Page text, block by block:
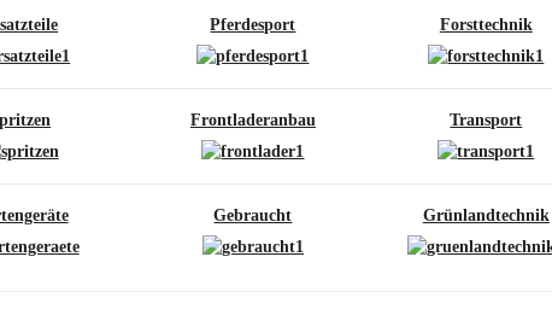
Pferdesport Forsttechnik
Frontladeranbau Transport
Gebraucht Grünlandtechnik